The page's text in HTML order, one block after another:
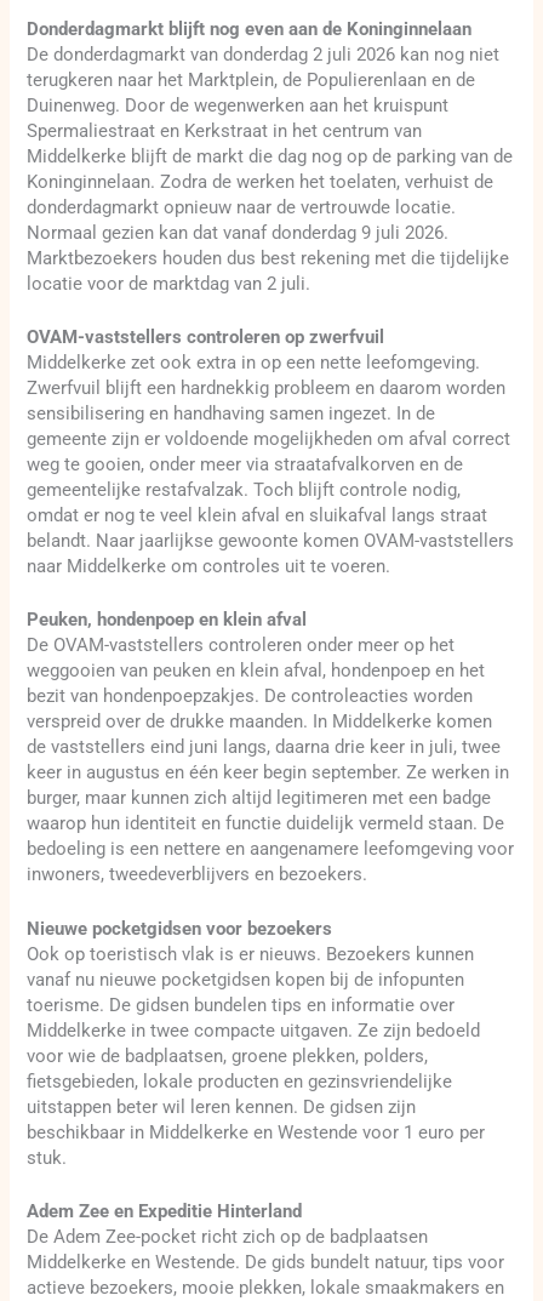
Donderdagmarkt blijft nog even aan de Koninginnelaan
De donderdagmarkt van donderdag 2 juli 2026 kan nog niet
terugkeren naar het Marktplein, de Populierenlaan en de
Duinenweg. Door de wegenwerken aan het kruispunt
Spermaliestraat en Kerkstraat in het centrum van
Middelkerke blijft de markt die dag nog op de parking van de
Koninginnelaan. Zodra de werken het toelaten, verhuist de
donderdagmarkt opnieuw naar de vertrouwde locatie.
Normaal gezien kan dat vanaf donderdag 9 juli 2026.
Marktbezoekers houden dus best rekening met die tijdelijke
locatie voor de marktdag van 2 juli.
OVAM-vaststellers controleren op zwerfvuil
Middelkerke zet ook extra in op een nette leefomgeving.
Zwerfvuil blijft een hardnekkig probleem en daarom worden
sensibilisering en handhaving samen ingezet. In de
gemeente zijn er voldoende mogelijkheden om afval correct
weg te gooien, onder meer via straatafvalkorven en de
gemeentelijke restafvalzak. Toch blijft controle nodig,
omdat er nog te veel klein afval en sluikafval langs straat
belandt. Naar jaarlijkse gewoonte komen OVAM-vaststellers
naar Middelkerke om controles uit te voeren.
Peuken, hondenpoep en klein afval
De OVAM-vaststellers controleren onder meer op het
weggooien van peuken en klein afval, hondenpoep en het
bezit van hondenpoepzakjes. De controleacties worden
verspreid over de drukke maanden. In Middelkerke komen
de vaststellers eind juni langs, daarna drie keer in juli, twee
keer in augustus en één keer begin september. Ze werken in
burger, maar kunnen zich altijd legitimeren met een badge
waarop hun identiteit en functie duidelijk vermeld staan. De
bedoeling is een nettere en aangenamere leefomgeving voor
inwoners, tweedeverblijvers en bezoekers.
Nieuwe pocketgidsen voor bezoekers
Ook op toeristisch vlak is er nieuws. Bezoekers kunnen
vanaf nu nieuwe pocketgidsen kopen bij de infopunten
toerisme. De gidsen bundelen tips en informatie over
Middelkerke in twee compacte uitgaven. Ze zijn bedoeld
voor wie de badplaatsen, groene plekken, polders,
fietsgebieden, lokale producten en gezinsvriendelijke
uitstappen beter wil leren kennen. De gidsen zijn
beschikbaar in Middelkerke en Westende voor 1 euro per
stuk.
Adem Zee en Expeditie Hinterland
De Adem Zee-pocket richt zich op de badplaatsen
Middelkerke en Westende. De gids bundelt natuur, tips voor
actieve bezoekers, mooie plekken, lokale smaakmakers en